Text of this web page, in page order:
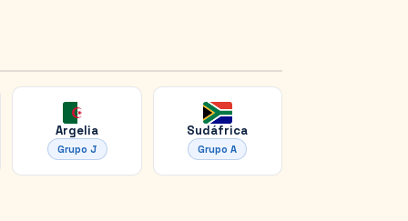
Argelia
Grupo J
Sudáfrica
GrupoA